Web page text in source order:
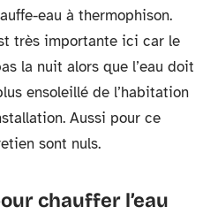
eau à thermophison.
très importante ici car le
la nuit alors que l’eau doit
ensoleillé de l’habitation
Aussi pour ce
sont nuls.
chauffer l’eau